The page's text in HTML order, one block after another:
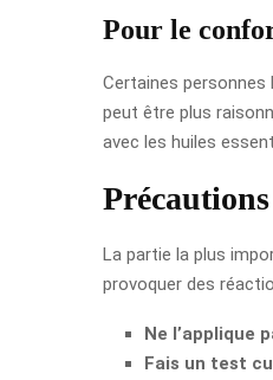
Pour le
Certaines personnes
peut être plus
avec les huiles
La partie la plus
provoquer des
Ne l’applique
Fais un test